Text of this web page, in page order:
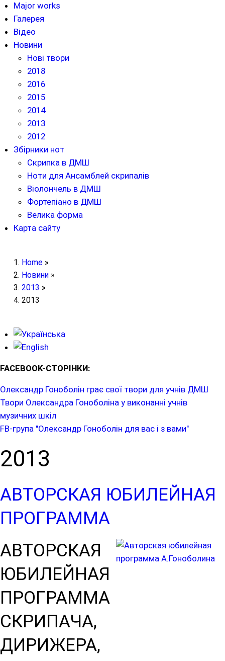
Major works
Галерея
Відео
Новини
Нові твори
2018
2016
2015
2014
2013
2012
Збірники нот
Скрипка в ДМШ
Ноти для Ансамблей скрипалів
Віолончель в ДМШ
Фортепіано в ДМШ
Велика форма
Карта сайту
Home »
Новини»
2013 »
2013
FACEBOOK-СТОРІНКИ:
Олександр Гоноболін грає свої твори для учнів ДМШ
Твори Олександра Гоноболіна у виконанні учнів
музичних шкіл
FB-група "Олександр Гоноболін для вас і з вами"
2013
АВТОРСКАЯ ЮБИЛЕЙНАЯ
ПРОГРАММА
АВТОРСКАЯ
ЮБИЛЕЙНАЯ
ПРОГРАММА
СКРИПАЧА,
ДИРИЖЕРА,